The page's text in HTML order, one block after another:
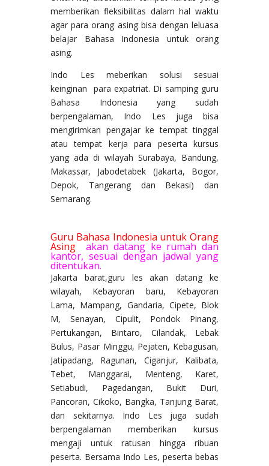
memberikan fleksibilitas dalam hal waktu
agar para orang asing bisa dengan leluasa
belajar Bahasa Indonesia untuk orang
asing.
Indo Les meberikan solusi sesuai
keinginan para expatriat. Di samping guru
Bahasa Indonesia yang sudah
berpengalaman, Indo Les juga bisa
mengirimkan pengajar ke tempat tinggal
atau tempat kerja para peserta kursus
yang ada di wilayah Surabaya, Bandung,
Makassar, Jabodetabek (Jakarta, Bogor,
Depok, Tangerang dan Bekasi) dan
Semarang.
Guru Bahasa Indonesia untuk Orang
Asing akan datang ke rumah dan
kantor, sesuai dengan jadwal yang
ditentukan.
Jakarta barat,guru les akan datang ke
wilayah, Kebayoran baru, Kebayoran
Lama, Mampang, Gandaria, Cipete, Blok
M, Senayan, Cipulit, Pondok Pinang,
Pertukangan, Bintaro, Cilandak, Lebak
Bulus, Pasar Minggu, Pejaten, Kebagusan,
Jatipadang, Ragunan, Ciganjur, Kalibata,
Tebet, Manggarai, Menteng, Karet,
Setiabudi, Pagedangan, Bukit Duri,
Pancoran, Cikoko, Bangka, Tanjung Barat,
dan sekitarnya. Indo Les juga sudah
berpengalaman memberikan kursus
mengaji untuk ratusan hingga ribuan
peserta. Bersama Indo Les, peserta bebas